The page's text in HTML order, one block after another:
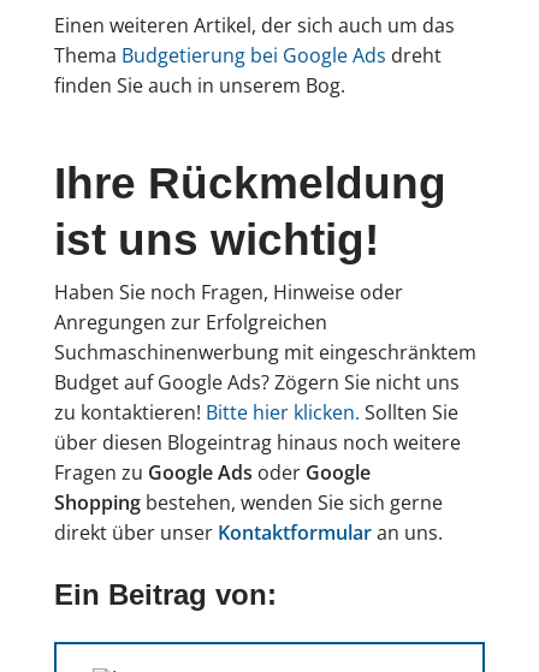
Einen weiteren Artikel, der sich auch um das
Thema Budgetierung bei Google Ads dreht
finden Sie auch in unserem Bog.
Ihre Rückmeldung
ist uns wichtig!
Haben Sie noch Fragen, Hinweise oder
Anregungen zur Erfolgreichen
Suchmaschinenwerbung mit eingeschränktem
Budgetauf Google Ads? Zögern Sie nicht uns
zu kontaktieren! Bitte hier klicken. Sollten Sie
über diesen Blogeintrag hinaus noch weitere
Fragen zu Google Ads oder Google
Shoppingbestehen, wenden Sie sich gerne
direkt über unser Kontaktformularan uns.
Ein Beitrag von: